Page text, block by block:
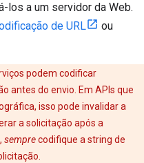
los a um servidor da Web.
de URL
ou
podem codificar
antes do envio. Em APIs que
isso pode invalidar a
a solicitação após a
semprecodifique a string de